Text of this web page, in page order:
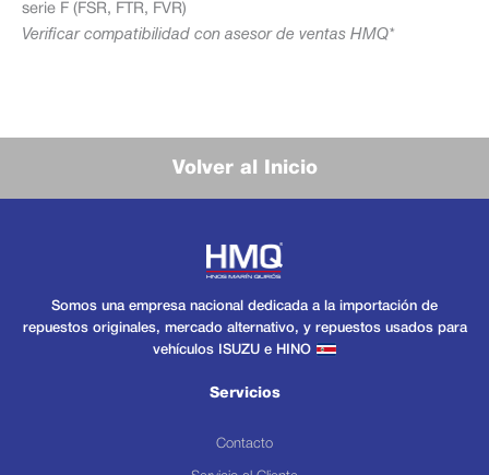
serie F (FSR, FTR, FVR)
Verificar compatibilidad con asesor de ventas HMQ*
Volver al Inicio
Somos una empresa nacional dedicada a la importación de
repuestos originales, mercado alternativo, y repuestos usados para
vehículos ISUZU e HINO
Servicios
Contacto